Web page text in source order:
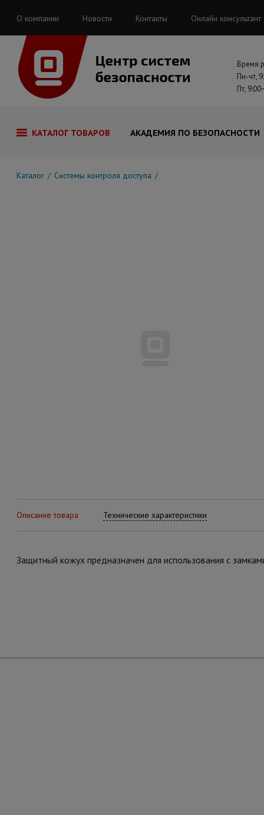
О компании Новости Контакты Онлайн консультант
Время
Пн-чт,
Пт,
КАТАЛОГ ТОВАРОВ АКАДЕМИЯ ПО БЕЗОПАСНОСТИ
Каталог Системы контроля доступа
Описание товара Технические характеристики
Защитный кожух предназначен для использования с